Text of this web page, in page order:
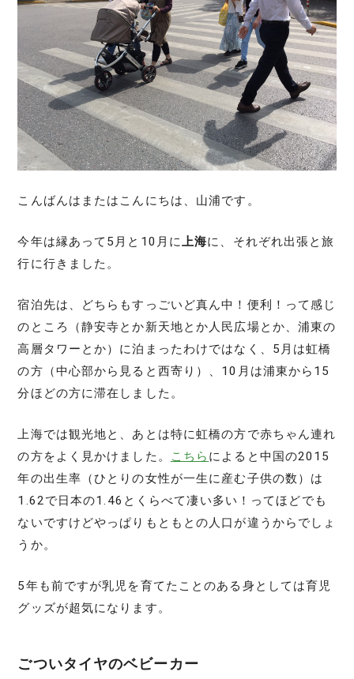
こんばんはまたはこんにちは、山浦です。
今年は縁あって5月と10月に上海に、それぞれ出張と旅
行に行きました。
宿泊先は、どちらもすっごいど真ん中！便利！って感じ
のところ（静安寺とか新天地とか人民広場とか、浦東の
高層タワーとか）に泊まったわけではなく、5月は虹橋
の方（中心部から見ると西寄り）、10月は浦東から15
分ほどの方に滞在しました。
上海では観光地と、あとは特に虹橋の方で赤ちゃん連れ
の方をよく見かけました。
こちら によると中国の2015
年の出生率（ひとりの女性が一生に産む子供の数）は
1.62で日本の1.46とくらべて凄い多い！ってほどでも
ないですけどやっぱりもともとの人口が違うからでしょ
うか。
5年も前ですが乳児を育てたことのある身としては育児
グッズが超気になります。
ごついタイヤのベビーカー